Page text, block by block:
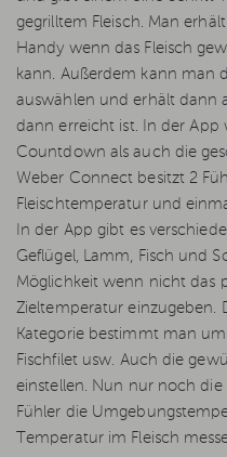
gegrilltem Fleisch. Man
Handy wenn das Fleisch
kann. Außerdem kann man
auswählen und erhält dann
dann erreicht ist. In der
Countdown als auch die
Weber Connect besitzt 2
Fleischtemperatur und
In der App gibt es
Geflügel, Lamm, Fisch und
Möglichkeit wenn nicht das
Zieltemperatur einzugeben.
Kategorie bestimmt man um
Fischfilet usw. Auch die
einstellen. Nun nur noch die
Fühler die
Temperatur im Fleisch